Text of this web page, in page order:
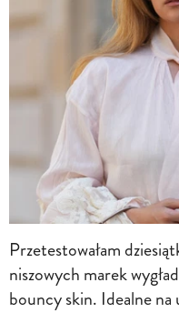
Przetestowałam
niszowych marek
bouncy skin. Idealne na